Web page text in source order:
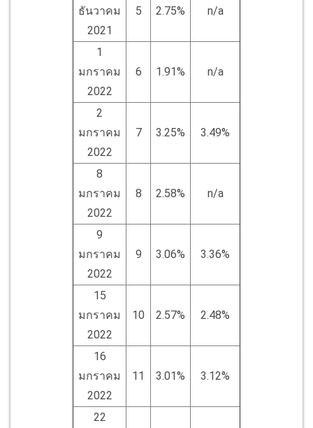
ธันวาคม
2021
5 2.75% n/a
1
มกราคม
2022
6 1.91% n/a
2
มกราคม
2022
7 3.25% 3.49%
8
มกราคม
2022
8 2.58% n/a
9
มกราคม
2022
9 3.06% 3.36%
15
มกราคม
2022
10 2.57% 2.48%
16
มกราคม
2022
11 3.01% 3.12%
22